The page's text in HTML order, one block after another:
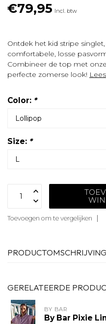
€79,95 Incl. btw
Ontdek het kid stripe
comfortabele, losse
Combineer de top met
perfecte zomerse look!
Color: *
Size: *
Toevoegen om te vergelijken
PRODUCTOMSCHRIJVING
GERELATEERDE
BY BAR
By Bar Pixie